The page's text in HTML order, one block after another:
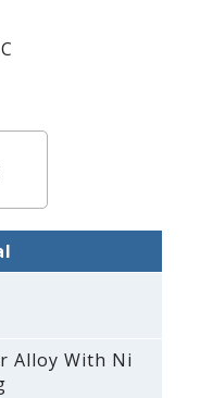
Alloy With Ni